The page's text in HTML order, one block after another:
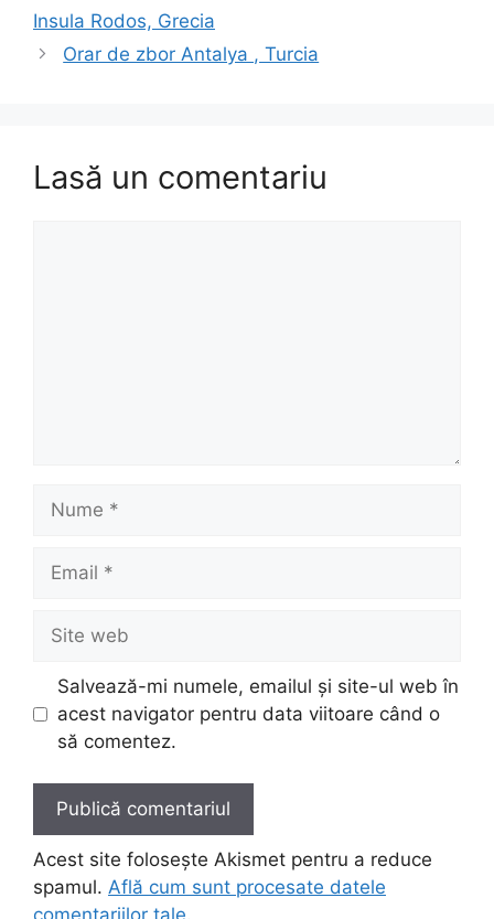
Insula Rodos, Grecia
Orar de zbor Antalya , Turcia
Lasă un comentariu
web
Salvează-mi numele, emailul și site-ul web în
acest navigator pentru data viitoare când o
să comentez.
Acest site folosește Akismet pentru a reduce
spamul. Află cum sunt procesate datele
comentariilor tale.